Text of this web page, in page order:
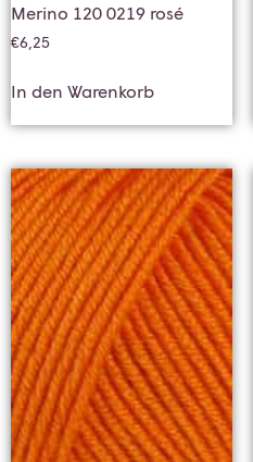
Merino 120 0219 rosé
€6,25
In den Warenkorb